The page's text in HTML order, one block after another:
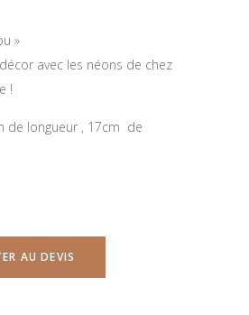
»
avec les néons de chez
!
de longueur , 17cm de
AU DEVIS